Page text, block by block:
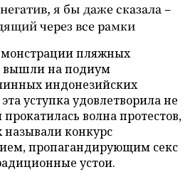
я бы даже сказала –
через все рамки
пляжных
вышли на подиум
индонезийских
уступка удовлетворила не
волна протестов,
конкурс
пропагандирующим секс
устои.